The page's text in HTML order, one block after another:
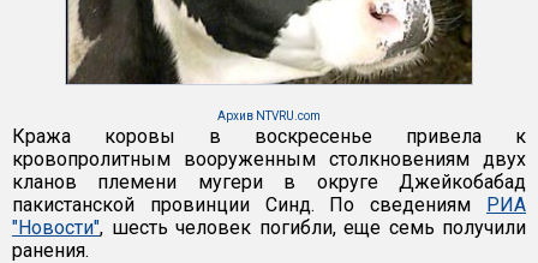
Архив NTVRU.com
Кража коровы в воскресенье привела к
кровопролитным вооруженным столкновениям двух
кланов племени мугери в округе Джейкобабад
пакистанской провинции Синд. По сведениям РИА
"Новости", шесть человек погибли, еще семь получили
ранения.